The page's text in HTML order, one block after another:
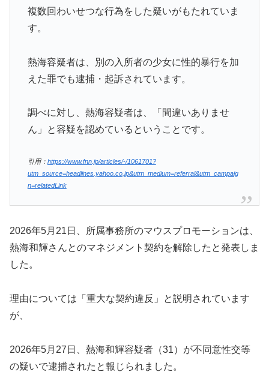
複数回わいせつな行為をした疑いがもたれていま
す。
熱海容疑者は、別の入所者の少女に性的暴行を加
えた罪でも逮捕・起訴されています。
調べに対し、熱海容疑者は、「間違いありませ
ん」と容疑を認めているということです。
引用： https://www.fnn.jp/articles/-/1061701?
utm_source=headlines.yahoo.co.jp&utm_medium=referral&utm_campaig
n=relatedLink
2026年5月21日、所属事務所のマウスプロモーションは、
熱海和輝さんとのマネジメント契約を解除したと発表しま
した。
理由については「重大な契約違反」と説明されています
が、
2026年5月27日、熱海和輝容疑者（31）が不同意性交等
の疑いで逮捕されたと報じられました。